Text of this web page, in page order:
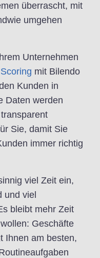
überrascht, mit
umgehen
Unternehmen
mit Bilendo
Kunden in
Daten werden
Sie, damit Sie
immer richtig
viel Zeit ein,
und viel
bleibt mehr Zeit
Geschäfte
Ihnen am besten,